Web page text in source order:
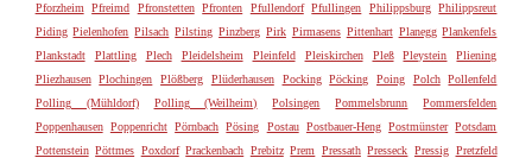
Pforzheim
Pfreimd Pfronstetten Pfronten Pfullendorf Pfullingen Philippsburg Philippsreut
Piding Pielenhofen Pilsach Pilsting Pinzberg Pirk Pirmasens Pittenhart Planegg Plankenfels
Plankstadt
Plattling Plech Pleidelsheim Pleinfeld Pleiskirchen Pleß Pleystein
Pliening
Pliezhausen
Plochingen Plößberg Plüderhausen Pocking Pöcking Poing Polch
Pollenfeld
Polling (Mühldorf)
Polling (Weilheim) Polsingen Pommelsbrunn
Pommersfelden
Poppenhausen Poppenricht Pörnbach Pösing Postau Postbauer-Heng Postmünster Potsdam
Pottenstein Pöttmes Poxdorf Prackenbach Prebitz Prem Pressath Presseck Pressig Pretzfeld